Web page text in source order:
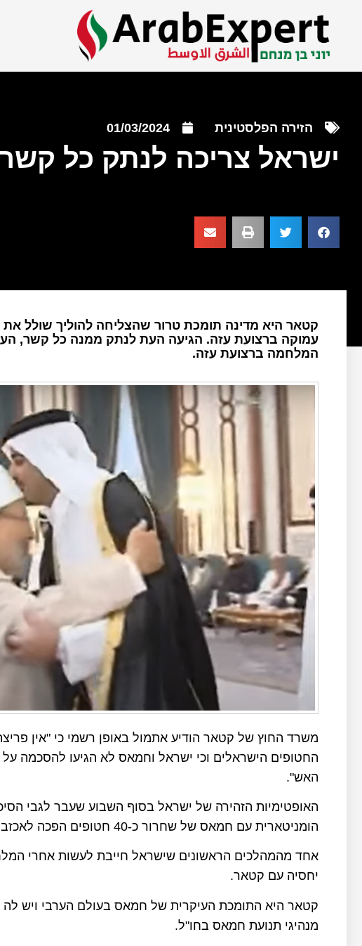
הזירה הפלסטינית 01/03/2024
ישראל צריכה לנתק כל
קטאר היא מדינה תומכת טרור שהצליחה להוליך שולל
עמוקה ברצועת עזה. הגיעה העת לנתק ממנה כל קשר,
המלחמה ברצועת עזה.
משרד החוץ של קטאר הודיע אתמול באופן רשמי כי "אין
החטופים הישראלים וכי ישראל וחמאס לא הגיעו להסכמה
האש".
האופטימיות הזהירה של ישראל בסוף השבוע שעבר לגבי
הומניטארית עם חמאס של שחרור כ-40 חטופים הפכה לאכזבה גדולה.
אחד מהמהלכים הראשונים שישראל חייבת לעשות אחרי
יחסיה עם קטאר.
קטאר היא התומכת העיקרית של חמאס בעולם הערבי ויש
מנהיגי תנועת חמאס בחו"ל.